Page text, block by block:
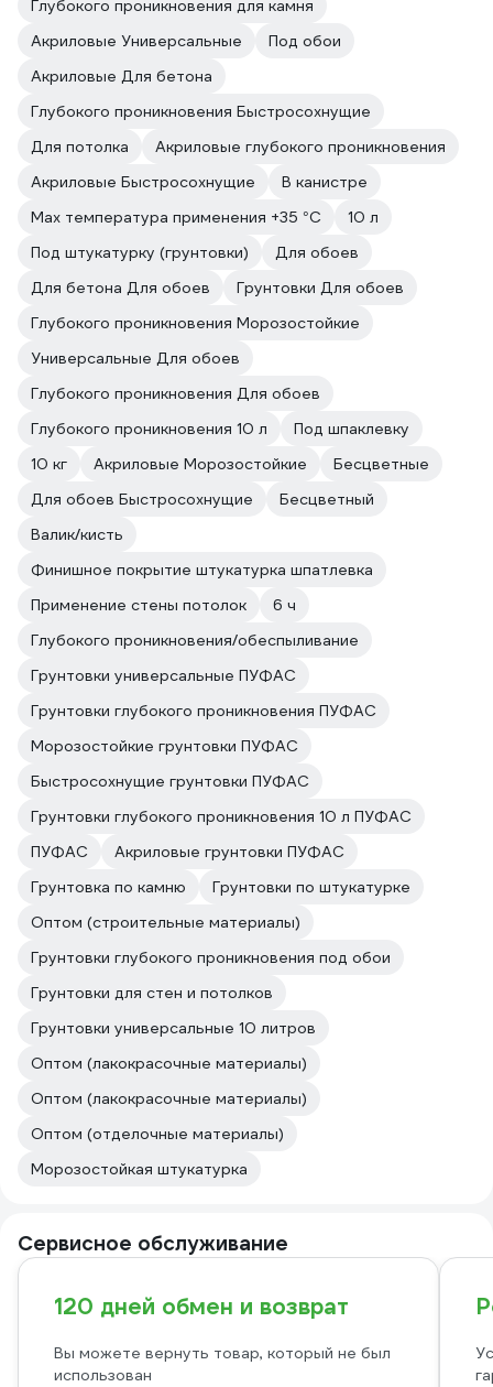
Глубокого проникновения для камня
Акриловые Универсальные
Под обои
Акриловые Для бетона
Глубокого проникновения Быстросохнущие
Для потолка
Акриловые глубокого проникновения
Акриловые Быстросохнущие
В канистре
Max температура применения +35 °С
10 л
Под штукатурку (грунтовки)
Для обоев
Для бетона Для обоев
Грунтовки Для обоев
Глубокого проникновения Морозостойкие
Универсальные Для обоев
Глубокого проникновения Для обоев
Глубокого проникновения 10 л
Под шпаклевку
10 кг
Акриловые Морозостойкие
Бесцветные
Для обоев Быстросохнущие
Бесцветный
Валик/кисть
Финишное покрытие штукатурка шпатлевка
Применение стены потолок
6 ч
Глубокого проникновения/обеспыливание
Грунтовки универсальные ПУФАС
Грунтовки глубокого проникновения ПУФАС
Морозостойкие грунтовки ПУФАС
Быстросохнущие грунтовки ПУФАС
Грунтовки глубокого проникновения 10 л ПУФАС
ПУФАС
Акриловые грунтовки ПУФАС
Грунтовка по камню
Грунтовки по штукатурке
Оптом (строительные материалы)
Грунтовки глубокого проникновения под обои
Грунтовки для стен и потолков
Грунтовки универсальные 10 литров
Оптом (лакокрасочные материалы)
Оптом (лакокрасочные материалы)
Оптом (отделочные материалы)
Морозостойкая штукатурка
Сервисное обслуживание
120 дней обмен и возврат
Вы можете вернуть товар, который не был
использован